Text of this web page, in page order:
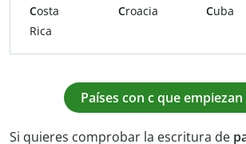
Costa
Rica
Croacia Cuba
Países con c que
Si quieres comprobar la escritura de